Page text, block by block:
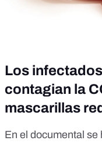
Los
contagian la
mascarillas
En el documental